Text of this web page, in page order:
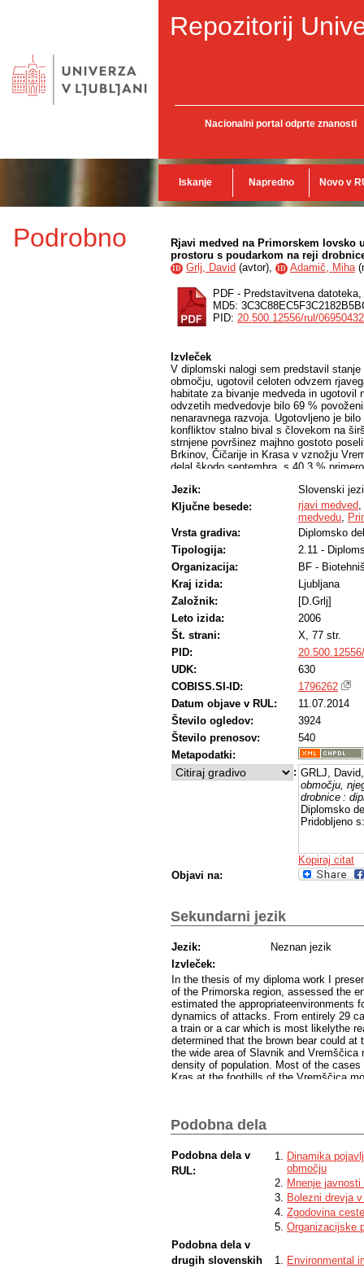
Repozitorij
Nacionalni portal odprte znanosti
Iskanje Napredno Novo v
Podrobno
Rjavi medved na Primorskem
prostoru s poudarkom na reji
ID Grlj, David (avtor), ID Adamič, Miha(
PDF - Predstavitvena datoteka,
MD5:
PID: 20.500.12556/rul/
Izvleček
V diplomski nalogi sem predstavil
območju, ugotovil celoten odvzem
habitate za bivanje medveda in
odvzetih medvedovje bilo 69 %
nenaravnega razvoja. Ugotovljeno je
konfliktov stalno bival s človekom na
strnjene površinez majhno gostoto
Brkinov, Čičarije in Krasa v vznožju
delal škodo septembra, s 40,3 %
Jezik:
Slovenski
Ključne besede:
rjavi medved,
medvedu,
Vrsta gradiva:
Diplomsko
Tipologija:
2.11 -
Organizacija:
BF -
Kraj izida:
Ljubljana
Založnik:
[D.Grlj]
Leto izida:
2006
Št. strani:
X, 77 str.
PID:
UDK:
630
COBISS.SI-ID:
1796262
Datum objave v RUL:
11.07.2014
Število ogledov:
3924
Število prenosov:
540
Metapodatki:
: GRLJ,
območju,
drobnice :
Diplomsko
Pridobljeno
Kopiraj citat
Objavi na:
Sekundarni jezik
Jezik:
Neznan jezik
Izvleček:
In the thesis of my diploma work I
of the Primorska region, assessed the
estimated the appropriateenvironments
dynamics of attacks. From entirely 29
a train or a car which is most likelythe
determined that the brown bear could
the wide area of Slavnik and Vremščica
density of population. Most of the
Kras at the foothills of the Vremščica
Podobna dela
Podobna dela v
RUL:
Dinamika
območju
Mnenje
Bolezni drevja
Zgodovina
Organizacijske
Podobna dela v
drugih slovenskih
Environmental